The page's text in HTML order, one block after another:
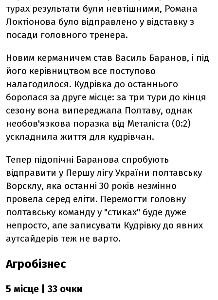
турах результати були невтішними, Романа
Локтіонова було відправлено у відставку з
посади головного тренера.
Новим керманичем став Василь Баранов, і під
його керівництвом все поступово
налагодилося. Кудрівка до останнього
боролася за друге місце: за три тури до кінця
сезону вона випереджала Полтаву, однак
необов'язкова поразка від Металіста (0:2)
ускладнила життя для кудрівчан.
Тепер підопічні Баранова спробують
відправити у Першу лігу України полтавську
Ворсклу, яка останні 30 років незмінно
провела серед еліти. Перемогти головну
полтавську команду у "стиках" буде дуже
непросто, але записувати Кудрівку до явних
аутсайдерів теж не варто.
Агробізнес
5 місце | 33 очки